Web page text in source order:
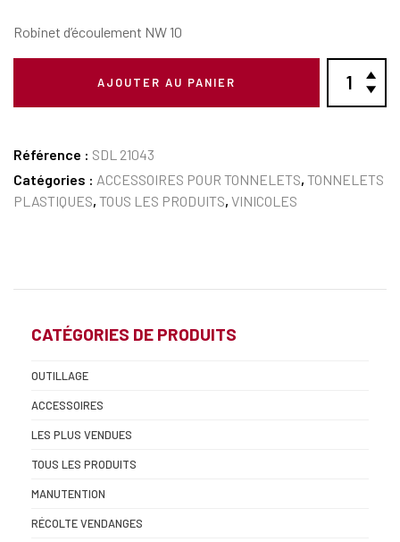
Robinet d’écoulement NW 10
AJOUTER AU PANIER
Référence : SDL 21043
Catégories : ACCESSOIRES POUR TONNELETS, TONNELETS
PLASTIQUES, TOUS LES PRODUITS, VINICOLES
CATÉGORIES DE PRODUITS
OUTILLAGE
ACCESSOIRES
LES PLUS VENDUES
TOUS LES PRODUITS
MANUTENTION
RÉCOLTE VENDANGES